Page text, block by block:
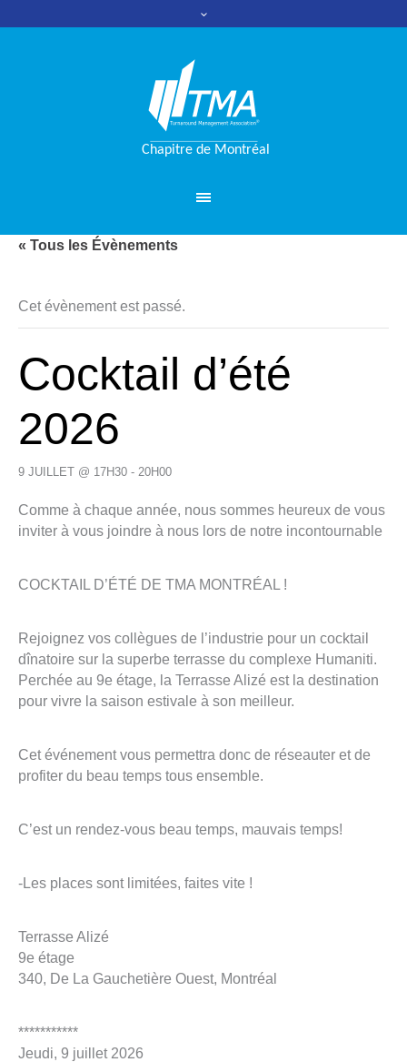
« Tous les Évènements
Cet évènement est passé.
Cocktail d’été
2026
9 JUILLET @ 17H30 - 20H00
Comme à chaque année, nous sommes heureux de vous
inviter à vous joindre à nous lors de notre incontournable
COCKTAIL D’ÉTÉ DE TMA MONTRÉAL !
Rejoignez vos collègues de l’industrie pour un cocktail
dînatoire sur la superbe terrasse du complexe Humaniti.
Perchée au 9e étage, la Terrasse Alizé est la destination
pour vivre la saison estivale à son meilleur.
Cet événement vous permettra donc de réseauter et de
profiter du beau temps tous ensemble.
C’est un rendez-vous beau temps, mauvais temps!
-Les places sont limitées, faites vite !
Terrasse Alizé
9e étage
340, De La Gauchetière Ouest, Montréal
***********
Jeudi, 9 juillet 2026